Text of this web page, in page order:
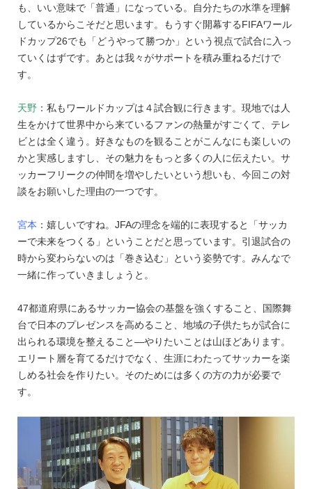
も、いい意味で「普通」になっている。自分たちの水準を理解
しているからこそだと思います。もうすぐ開幕するFIFAワール
ドカップ26でも「どうやって勝つか」という視点で試合に入っ
ていくはずです。あとは我々がサポートを積み重ねるだけで
す。
天野 ：私もワールドカップは４試合観に行きます。現地では人
生をかけて世界中から来ているファンの熱量がすごくて、テレ
ビとは全く違う。好きなものを観ることがこんなにも楽しいの
かと実感しますし、その魅力をもっと多くの人に伝えたい。サ
ッカーフリークの仲間を増やしたいという想いも、今回この対
談をお願いした理由の一つです。
宮本 ：嬉しいですね。JFAの理念を端的に表現すると「サッカ
ーで未来をつくる」ということだと思っています。引退試合の
時から変わらないのは「巻き込む」という姿勢です。みんなで
一緒に作っていきましょうと。
47都道府県にあるサッカー協会の基盤を強くすること、国際舞
台で日本のプレゼンスを高めること、地域の子供たちが試合に
出られる環境を整えること—やりたいことは山ほどあります。
エリート層を育てるだけでなく、生涯にわたってサッカーを楽
しめる社会を作りたい。そのためには多くの方の力が必要で
す。